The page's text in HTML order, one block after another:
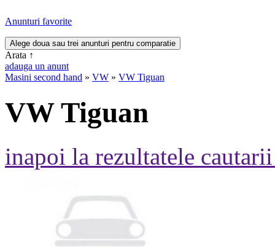
Anunturi favorite
Arata ↑
adauga un anunt
Masini second hand » VW » VW Tiguan
VW Tiguan
inapoi la rezultatele